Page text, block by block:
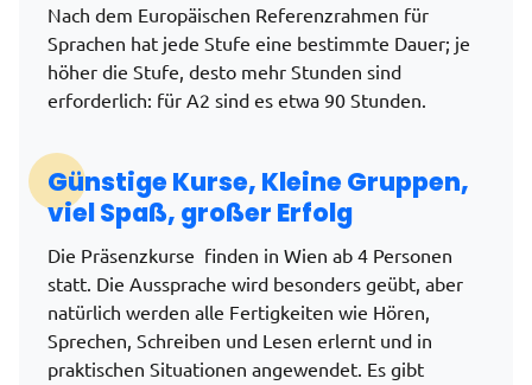
Nach dem Europäischen Referenzrahmen für
Sprachen hat jede Stufe eine bestimmte Dauer; je
höher die Stufe, desto mehr Stunden sind
erforderlich: für A2 sind es etwa 90 Stunden.
Günstige Kurse, Kleine Gruppen,
viel Spaß, großer Erfolg
Die Präsenzkurse finden in Wien ab 4 Personen
statt. Die Aussprache wird besonders geübt, aber
natürlich werden alle Fertigkeiten wie Hören,
Sprechen, Schreiben und Lesen erlernt und in
praktischen Situationen angewendet. Es gibt